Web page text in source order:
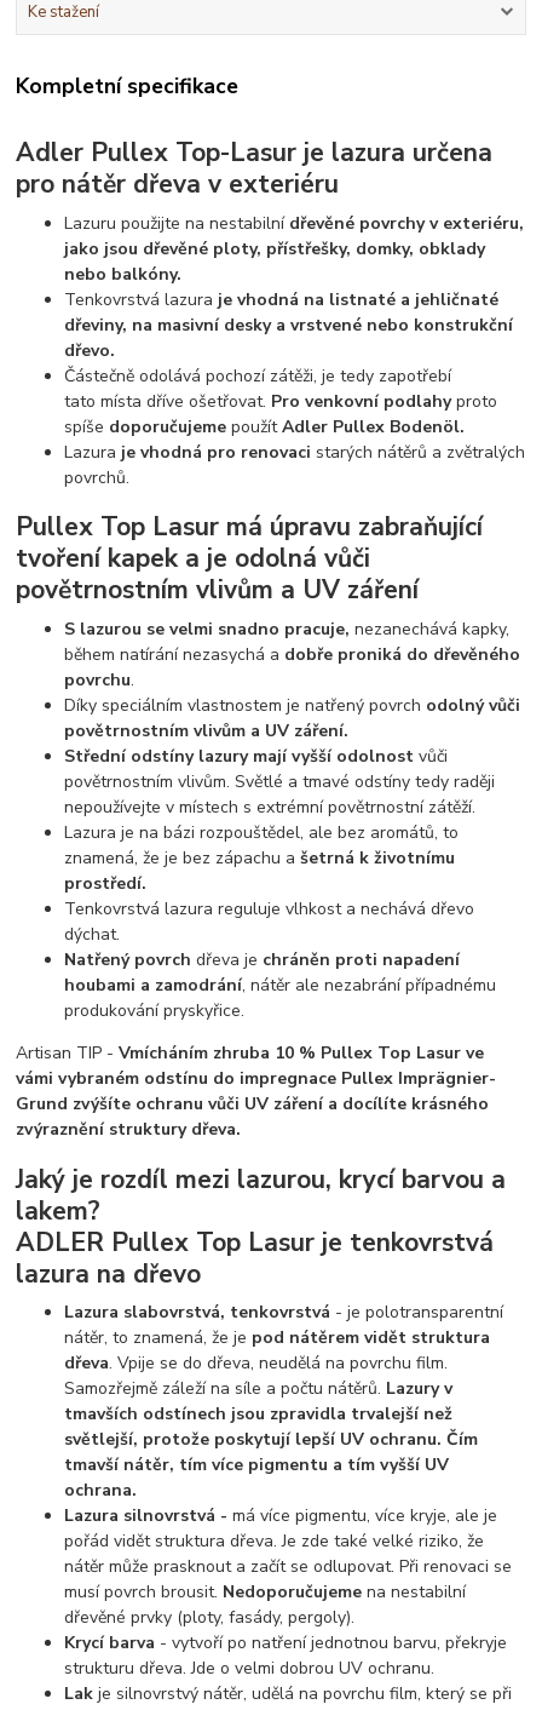
Ke stažení
Kompletní specifikace
Adler Pullex Top-Lasur je lazura určena
pro nátěr dřeva v exteriéru
Lazuru použijte na nestabilní dřevěné povrchy v exteriéru,
jako jsou dřevěné ploty, přístřešky, domky, obklady
nebo balkóny.
Tenkovrstvá lazura je vhodná na listnaté a jehličnaté
dřeviny, na masivní desky a vrstvené nebo konstrukční
dřevo.
Částečně odolává pochozí zátěži, je tedy zapotřebí
tato místa dříve ošetřovat. Pro venkovní podlahyproto
spíše doporučujemepoužít Adler Pullex Bodenöl.
Lazura je vhodná pro renovaci starých nátěrů a zvětralých
povrchů.
Pullex Top Lasur má úpravu zabraňující
tvoření kapek a je odolná vůči
povětrnostním vlivům a UV záření
S lazurou se velmi snadno pracuje, nezanechává kapky,
během natírání nezasychá a dobře proniká do dřevěného
povrchu.
Díky speciálním vlastnostem je natřený povrch odolný vůči
povětrnostním vlivům a UV záření.
Střední odstíny lazury mají vyšší odolnost vůči
povětrnostním vlivům. Světlé a tmavé odstíny tedy raději
nepoužívejte v místech s extrémní povětrnostní zátěží.
Lazura je na bázi rozpouštědel, ale bez aromátů, to
znamená, že je bez zápachu a šetrná k životnímu
prostředí.
Tenkovrstvá lazura reguluje vlhkost a nechává dřevo
dýchat.
Natřený povrch dřeva je chráněn proti napadení
houbami a zamodrání, nátěr ale nezabrání případnému
produkování pryskyřice.
Artisan TIP -Vmícháním zhruba 10 % Pullex Top Lasur ve
vámi vybraném odstínu do impregnace Pullex Imprägnier-
Grund zvýšíte ochranu vůči UV záření a docílíte krásného
zvýraznění struktury dřeva.
Jaký je rozdíl mezi lazurou, krycí barvou a
lakem?
ADLER Pullex Top Lasur je tenkovrstvá
lazura na dřevo
Lazura slabovrstvá, tenkovrstvá - je polotransparentní
nátěr, to znamená, že je pod nátěrem vidět struktura
dřeva. Vpije se do dřeva, neudělá na povrchu film.
Samozřejmě záleží na síle a počtu nátěrů. Lazury v
tmavších odstínech jsou zpravidla trvalejší než
světlejší, protože poskytují lepší UV ochranu. Čím
tmavší nátěr, tím více pigmentu a tím vyšší UV
ochrana.
Lazura silnovrstvá -má více pigmentu, více kryje, ale je
pořád vidět struktura dřeva. Je zde také velké riziko, že
nátěr může prasknout a začít se odlupovat. Při renovaci se
musí povrch brousit. Nedoporučujeme na nestabilní
dřevěné prvky (ploty, fasády, pergoly).
Krycí barva - vytvoří po natření jednotnou barvu, překryje
strukturu dřeva. Jde o velmi dobrou UV ochranu.
Lakje silnovrstvý nátěr, udělá na povrchu film, který se při